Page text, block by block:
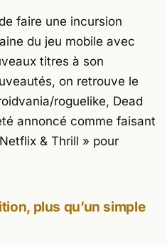
faire une incursion
du jeu mobile avec
titres à son
on retrouve le
roguelike, Dead
annoncé comme faisant
& Thrill » pour
, plus qu’un simple